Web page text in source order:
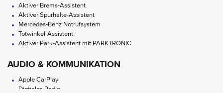
Aktiver Brems-Assistent
Aktiver Spurhalte-Assistent
Mercedes-Benz Notrufsystem
Totwinkel-Assistent
Aktiver Park-Assistent mit PARKTRONIC
AUDIO & KOMMUNIKATION
Apple CarPlay
Digitales Radio